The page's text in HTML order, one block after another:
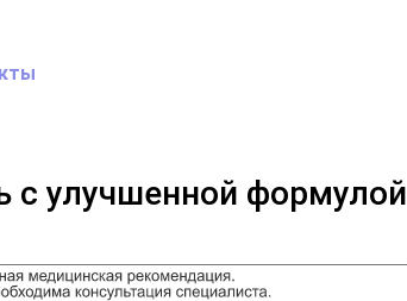
с улучшенной формулой